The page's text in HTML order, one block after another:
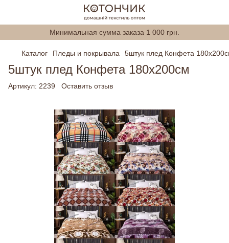
Минимальная сумма заказа 1 000 грн.
Каталог Пледы и покрывала 5штук плед Конфета
5штук плед Конфета 180х200см
Артикул: 2239 Оставить отзыв